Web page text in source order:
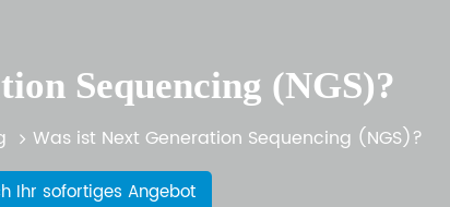
Sequencing (NGS)?
Was ist Next Generation Sequencing (NGS)?
Ihr sofortiges Angebot